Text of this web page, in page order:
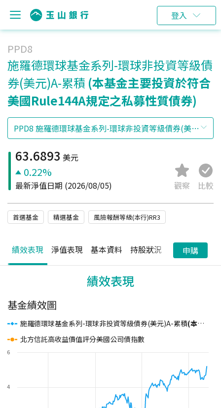
登入
PPD8
施羅德環球基金系列-環球非投資等級債
券(美元)A-累積 (本基金主要投資於符合
美國Rule144A規定之私募性質債券)
63.6893 美元
0.22%
最新淨值日期 (2026/08/05) 觀察 比較
首選基金 精選基金 風險報酬等級(本行)RR3
績效表現 淨值表現 基本資料 持股狀況 配息狀況
申購
績效表現
基金績效圖
施羅德環球基金系列-環球非投資等級債券(美元)A-累積(本基金主要投資於符合美國Rule144A規定之私募性質債券)
北方信託高收益價值評分美國公司債指數
4
6